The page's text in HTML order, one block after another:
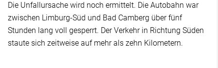
Die Unfallursache wird noch ermittelt. Die Autobahn war
zwischen Limburg-Süd und Bad Camberg über fünf
Stunden lang voll gesperrt. Der Verkehr in Richtung Süden
staute sich zeitweise auf mehr als zehn Kilometern.